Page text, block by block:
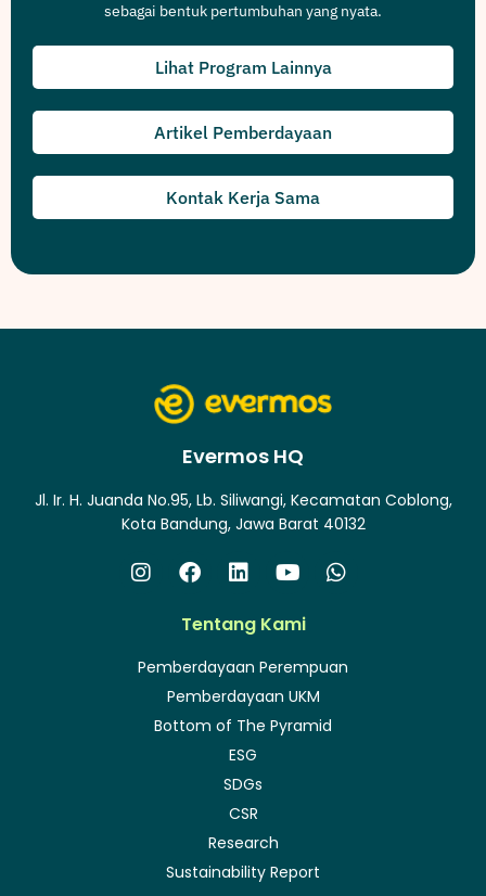
sebagai bentuk pertumbuhan yang nyata.
Lihat Program Lainnya
Artikel Pemberdayaan
Kontak Kerja Sama
Evermos HQ
Jl. Ir. H. Juanda No.95, Lb. Siliwangi, Kecamatan Coblong,
Kota Bandung, Jawa Barat 40132
Tentang Kami
Pemberdayaan Perempuan
Pemberdayaan UKM
Bottom of The Pyramid
ESG
SDGs
CSR
Research
Sustainability Report